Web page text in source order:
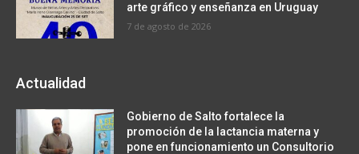
arte gráfico y enseñanza en Uruguay
7 de agosto de 2026
Actualidad
Gobierno de Salto fortalece la
promoción de la lactancia materna y
pone en funcionamiento un Consultorio